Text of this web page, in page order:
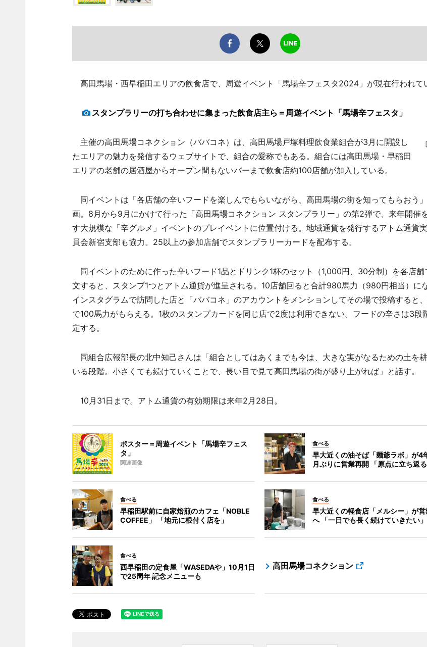
高田馬場・西早稲田エリアの飲食店で、周遊イベント「馬場辛フェスタ2024」が現在行われて
スタンプラリーの打ち合わせに集まった飲食店主ら＝周遊イベント「馬場辛フェスタ」
主催の高田馬場コネクション（ババコネ）は、高田馬場戸塚料理飲食業組合が3月に開設し
たエリアの魅力を発信するウェブサイトで、組合の愛称でもある。組合には高田馬場・早稲田
エリアの老舗の居酒屋からオープン間もないバーまで飲食店約100店舗が加入している。
同イベントは「各店舗の辛いフードを楽しんでもらいながら、高田馬場の街を知ってもらおう
画。8月から9月にかけて行った「高田馬場コネクション スタンプラリー」の第2弾で、来年開催
す大規模な「辛グルメ」イベントのプレイベントに位置付ける。地域通貨を発行するアトム通貨
員会新宿支部も協力。25以上の参加店舗でスタンプラリーカードを配布する。
同イベントのために作った辛いフード1品とドリンク1杯のセット（1,000円、30分制）を各店舗
文すると、スタンプ1つとアトム通貨が進呈される。10店舗回ると合計980馬力（980円相当）にな
インスタグラムで訪問した店と「ババコネ」のアカウントをメンションしてその場で投稿すると
で100馬力がもらえる。1枚のスタンプカードを同じ店で2度は利用できない。フードの辛さは3段
定する。
同組合広報部長の北中知己さんは「組合としてはあくまでも今は、大きな実がなるための土を
いる段階。小さくても続けていくことで、長い目で見て高田馬場の街が盛り上がれば」と話す。
10月31日まで。アトム通貨の有効期限は来年2月28日。
ポスター＝周遊イベント「馬場辛フェス
タ」
関連画像
食べる
早大近くの油そば「麺爺ラボ」が4
月ぶりに営業再開 「原点に立ち返る
食べる
早稲田駅前に自家焙煎のカフェ「NOBLE
COFFEE」 「地元に根付く店を」
食べる
早大近くの軽食店「メルシー」が
へ 「一日でも長く続けていきたい」
食べる
西早稲田の定食屋「WASEDAや」10月1日
で25周年 記念メニューも
高田馬場コネクション